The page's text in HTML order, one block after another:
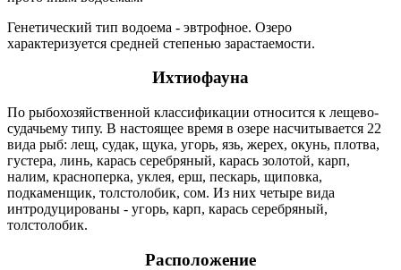
Генетический тип водоема - эвтрофное. Озеро
характеризуется средней степенью зарастаемости.
Ихтиофауна
По рыбохозяйственной классификации относится к лещево-
судачьему типу. В настоящее время в озере насчитывается 22
вида рыб: лещ, судак, щука, угорь, язь, жерех, окунь, плотва,
густера, линь, карась серебряный, карась золотой, карп,
налим, красноперка, уклея, ерш, пескарь, щиповка,
подкаменщик, толстолобик, сом. Из них четыре вида
интродуцированы - угорь, карп, карась серебряный,
толстолобик.
Расположение